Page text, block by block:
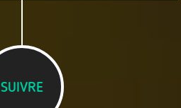
SUIVRE